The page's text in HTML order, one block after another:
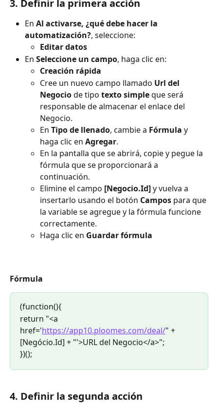
3. Definir la primera acción
En Al activarse, ¿qué debe hacer la
automatización?, seleccione:
Editar datos
En Seleccione un campo, haga clic en:
Creación rápida
Cree un nuevo campo llamado Url del
Negocio de tipo texto simple que será
responsable de almacenar el enlace del
Negocio.
En Tipo de llenado, cambie a Fórmula y
haga clic en Agregar.
En la pantalla que se abrirá, copie y pegue la
fórmula que se proporcionará a
continuación.
Elimine el campo [Negocio.Id] y vuelva a
insertarlo usando el botón Campos para que
la variable se agregue y la fórmula funcione
correctamente.
Haga clic en Guardar fórmula
Fórmula
(function(){
return "<a
href='https://app10.ploomes.com/deal/" +
[Negócio.Id] + "'>URL del Negocio</a>";
})();
4. Definir la segunda acción